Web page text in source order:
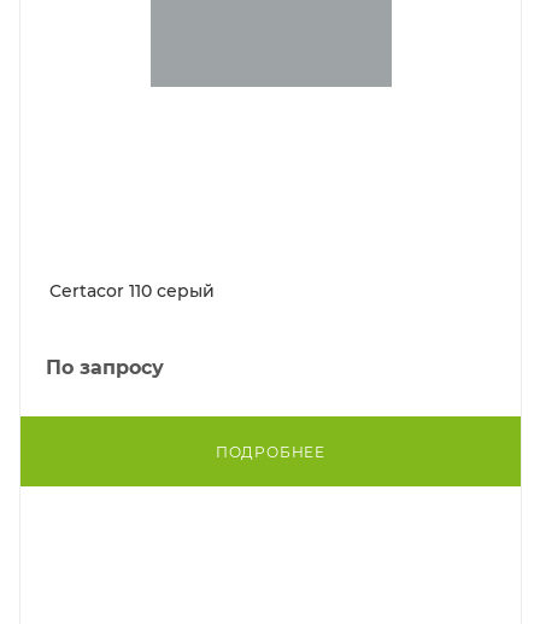
Certacor 110 серый
По запросу
ПОДРОБНЕЕ